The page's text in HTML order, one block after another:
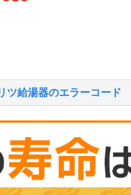
ツ給湯器のエラーコード